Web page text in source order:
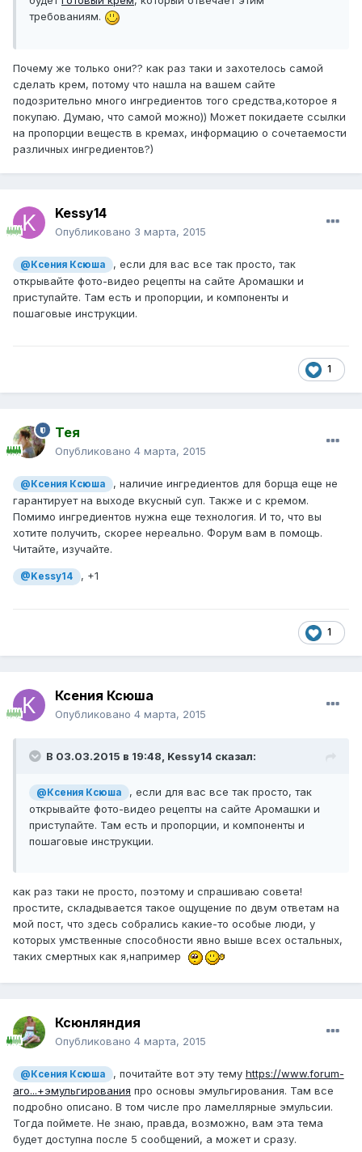
требованиям.
Почему же только они?? как раз таки и захотелось самой
сделать крем, потому что нашла на вашем сайте
подозрительно много ингредиентов того средства,которое я
покупаю. Думаю, что самой можно)) Может покидаете ссылки
на пропорции веществ в кремах, информацию о сочетаемости
различных ингредиентов?)
Kessy14
Опубликовано 3 марта, 2015
@Ксения Ксюша
, если для вас все так просто, так
открывайте фото-видео рецепты на сайте Аромашки и
приступайте. Там есть и пропорции, и компоненты и
пошаговые инструкции.
1
Тея
Опубликовано 4 марта, 2015
@Ксения Ксюша
, наличие ингредиентов для борща еще не
гарантирует на выходе вкусный суп. Также и с кремом.
Помимо ингредиентов нужна еще технология. И то, что вы
хотите получить, скорее нереально. Форум вам в помощь.
Читайте, изучайте.
@Kessy14 , +1
1
Ксения Ксюша
Опубликовано 4 марта, 2015
В 03.03.2015 в 19:48, Kessy14 сказал:
@Ксения Ксюша
, если для вас все так просто, так
открывайте фото-видео рецепты на сайте Аромашки и
приступайте. Там есть и пропорции, и компоненты и
пошаговые инструкции.
как раз таки не просто, поэтому и спрашиваю совета!
простите, складывается такое ощущение по двум ответам на
мой пост, что здесь собрались какие-то особые люди, у
которых умственные способности явно выше всех остальных,
таких смертных как я,например
Ксюнляндия
Опубликовано 4 марта, 2015
@Ксения Ксюша , почитайте вот эту тему https://www.forum-
aro...+эмульгирования про основы эмульгирования. Там все
подробно описано. В том числе про ламеллярные эмульсии.
Тогда поймете. Не знаю, правда, возможно, вам эта тема
будет доступна после 5 сообщений, а может и сразу.